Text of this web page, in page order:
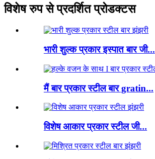
विशेष रुप से प्रदर्शित प्रोडक्टस
भारी शुल्क प्रकार इस्पात बार जी...
मैं बार प्रकार स्टील बार gratin...
विशेष आकार प्रकार स्टील जी...